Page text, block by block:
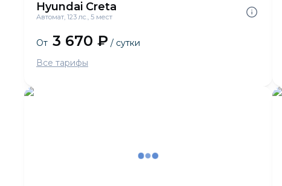
Hyundai Creta
Автомат, 123 лс., 5 мест
От 3 670 ₽ / сутки
Все тарифы